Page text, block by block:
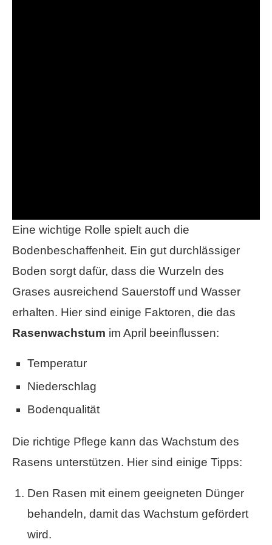
Eine wichtige Rolle spielt auch die
Bodenbeschaffenheit. Ein gut durchlässiger
Boden sorgt dafür, dass die Wurzeln des
Grases ausreichend Sauerstoff und Wasser
erhalten. Hier sind einige Faktoren, die das
Rasenwachstum im April beeinflussen:
Temperatur
Niederschlag
Bodenqualität
Die richtige Pflege kann das Wachstum des
Rasens unterstützen. Hier sind einige Tipps:
Den Rasen mit einem geeigneten Dünger
behandeln, damit das Wachstum gefördert
wird.